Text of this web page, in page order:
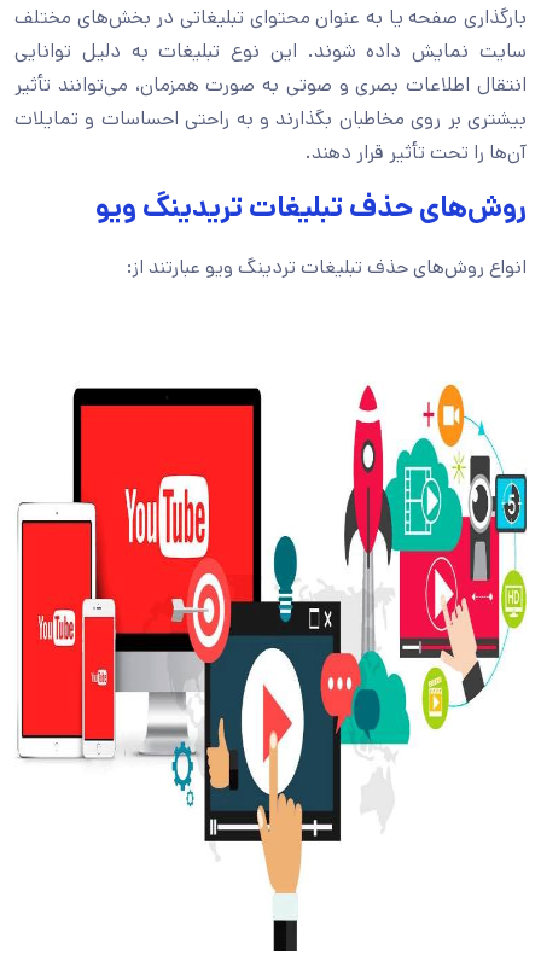
بارگذاری صفحه یا به عنوان محتوای تبلیغاتی در بخش‌های مختلف
سایت نمایش داده شوند. این نوع تبلیغات به دلیل توانایی
انتقال اطلاعات بصری و صوتی به صورت همزمان، می‌توانند تأثیر
بیشتری بر روی مخاطبان بگذارند و به راحتی احساسات و تمایلات
آن‌ها را تحت تأثیر قرار دهند.
روش‌های حذف تبلیغات تریدینگ ویو
انواع روش‌های حذف تبلیغات تردینگ ویو عبارتند از: